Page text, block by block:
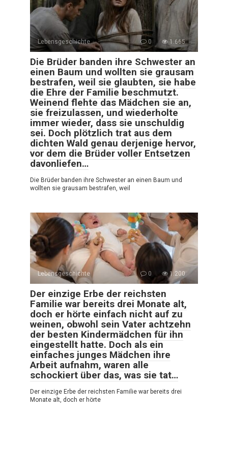
Lebensgeschichte 0 1.665
Die Brüder banden ihre Schwester an
einen Baum und wollten sie grausam
bestrafen, weil sie glaubten, sie habe
die Ehre der Familie beschmutzt.
Weinend flehte das Mädchen sie an,
sie freizulassen, und wiederholte
immer wieder, dass sie unschuldig
sei. Doch plötzlich trat aus dem
dichten Wald genau derjenige hervor,
vor dem die Brüder voller Entsetzen
davonliefen…
Die Brüder banden ihre Schwester an einen Baum und
wollten sie grausam bestrafen, weil
Lebensgeschichte 0 1.200
Der einzige Erbe der reichsten
Familie war bereits drei Monate alt,
doch er hörte einfach nicht auf zu
weinen, obwohl sein Vater achtzehn
der besten Kindermädchen für ihn
eingestellt hatte. Doch als ein
einfaches junges Mädchen ihre
Arbeit aufnahm, waren alle
schockiert über das, was sie tat…
Der einzige Erbe der reichsten Familie war bereits drei
Monate alt, doch er hörte